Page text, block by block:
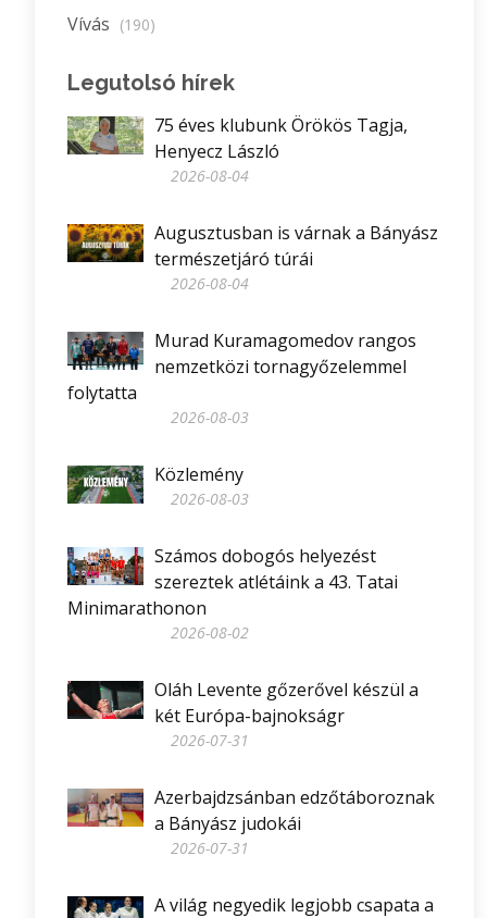
Vívás (190)
Legutolsó hírek
75 éves klubunk Örökös Tagja,
Henyecz László
2026-08-04
Augusztusban is várnak a Bányász
természetjáró túrái
2026-08-04
Murad Kuramagomedov rangos
nemzetközi tornagyőzelemmel
folytatta
2026-08-03
Közlemény
2026-08-03
Számos dobogós helyezést
szereztek atlétáink a 43. Tatai
Minimarathonon
2026-08-02
Oláh Levente gőzerővel készül a
két Európa-bajnokságr
2026-07-31
Azerbajdzsánban edzőtáboroznak
a Bányász judokái
2026-07-31
A világ negyedik legjobb csapata a